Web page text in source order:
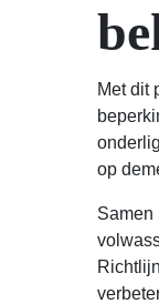
Met dit
op
Samen